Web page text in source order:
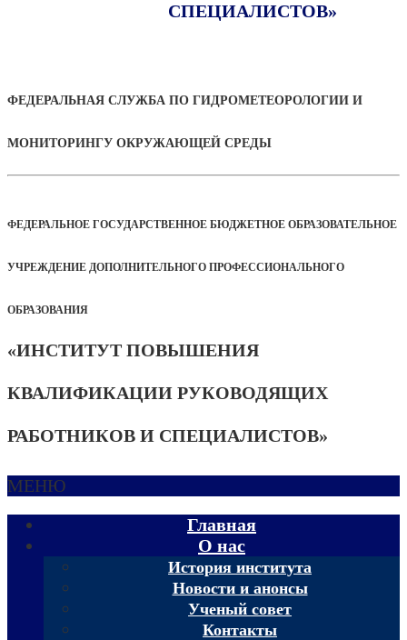
СПЕЦИАЛИСТОВ»
ФЕДЕРАЛЬНАЯ СЛУЖБА ПО ГИДРОМЕТЕОРОЛОГИИ И
МОНИТОРИНГУ ОКРУЖАЮЩЕЙ СРЕДЫ
ФЕДЕРАЛЬНОЕ ГОСУДАРСТВЕННОЕ БЮДЖЕТНОЕ ОБРАЗОВАТЕЛЬНОЕ
УЧРЕЖДЕНИЕ ДОПОЛНИТЕЛЬНОГО ПРОФЕССИОНАЛЬНОГО
ОБРАЗОВАНИЯ
«ИНСТИТУТ ПОВЫШЕНИЯ
КВАЛИФИКАЦИИ РУКОВОДЯЩИХ
РАБОТНИКОВ И СПЕЦИАЛИСТОВ»
МЕНЮ
Главная
О нас
История института
Новости и анонсы
Ученый совет
Контакты